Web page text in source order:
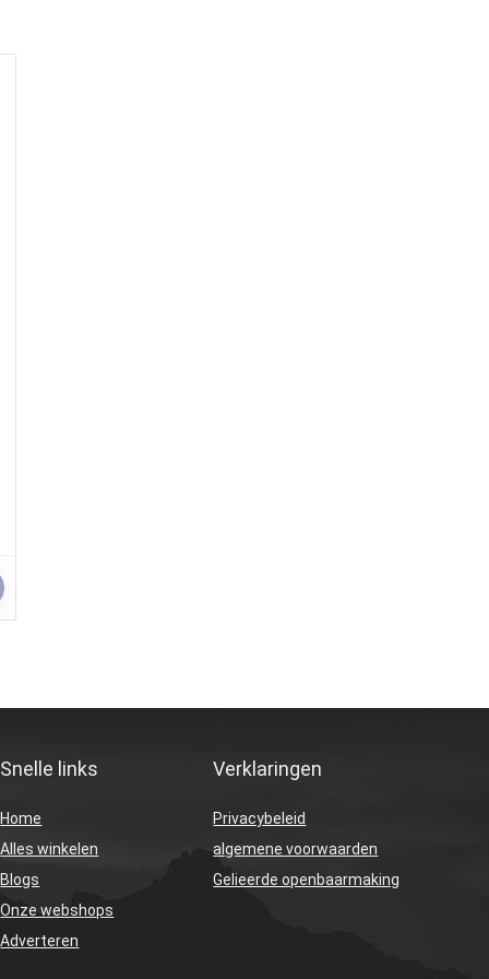
Snelle links
Home
Alles winkelen
Blogs
Onze webshops
Adverteren
Verklaringen
Privacybeleid
algemene voorwaarden
Gelieerde openbaarmaking